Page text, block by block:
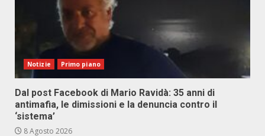
Notizie Primo piano
Dal post Facebook di Mario Ravidà: 35 anni di
antimafia, le dimissioni e la denuncia contro il
‘sistema’
8 Agosto 2026